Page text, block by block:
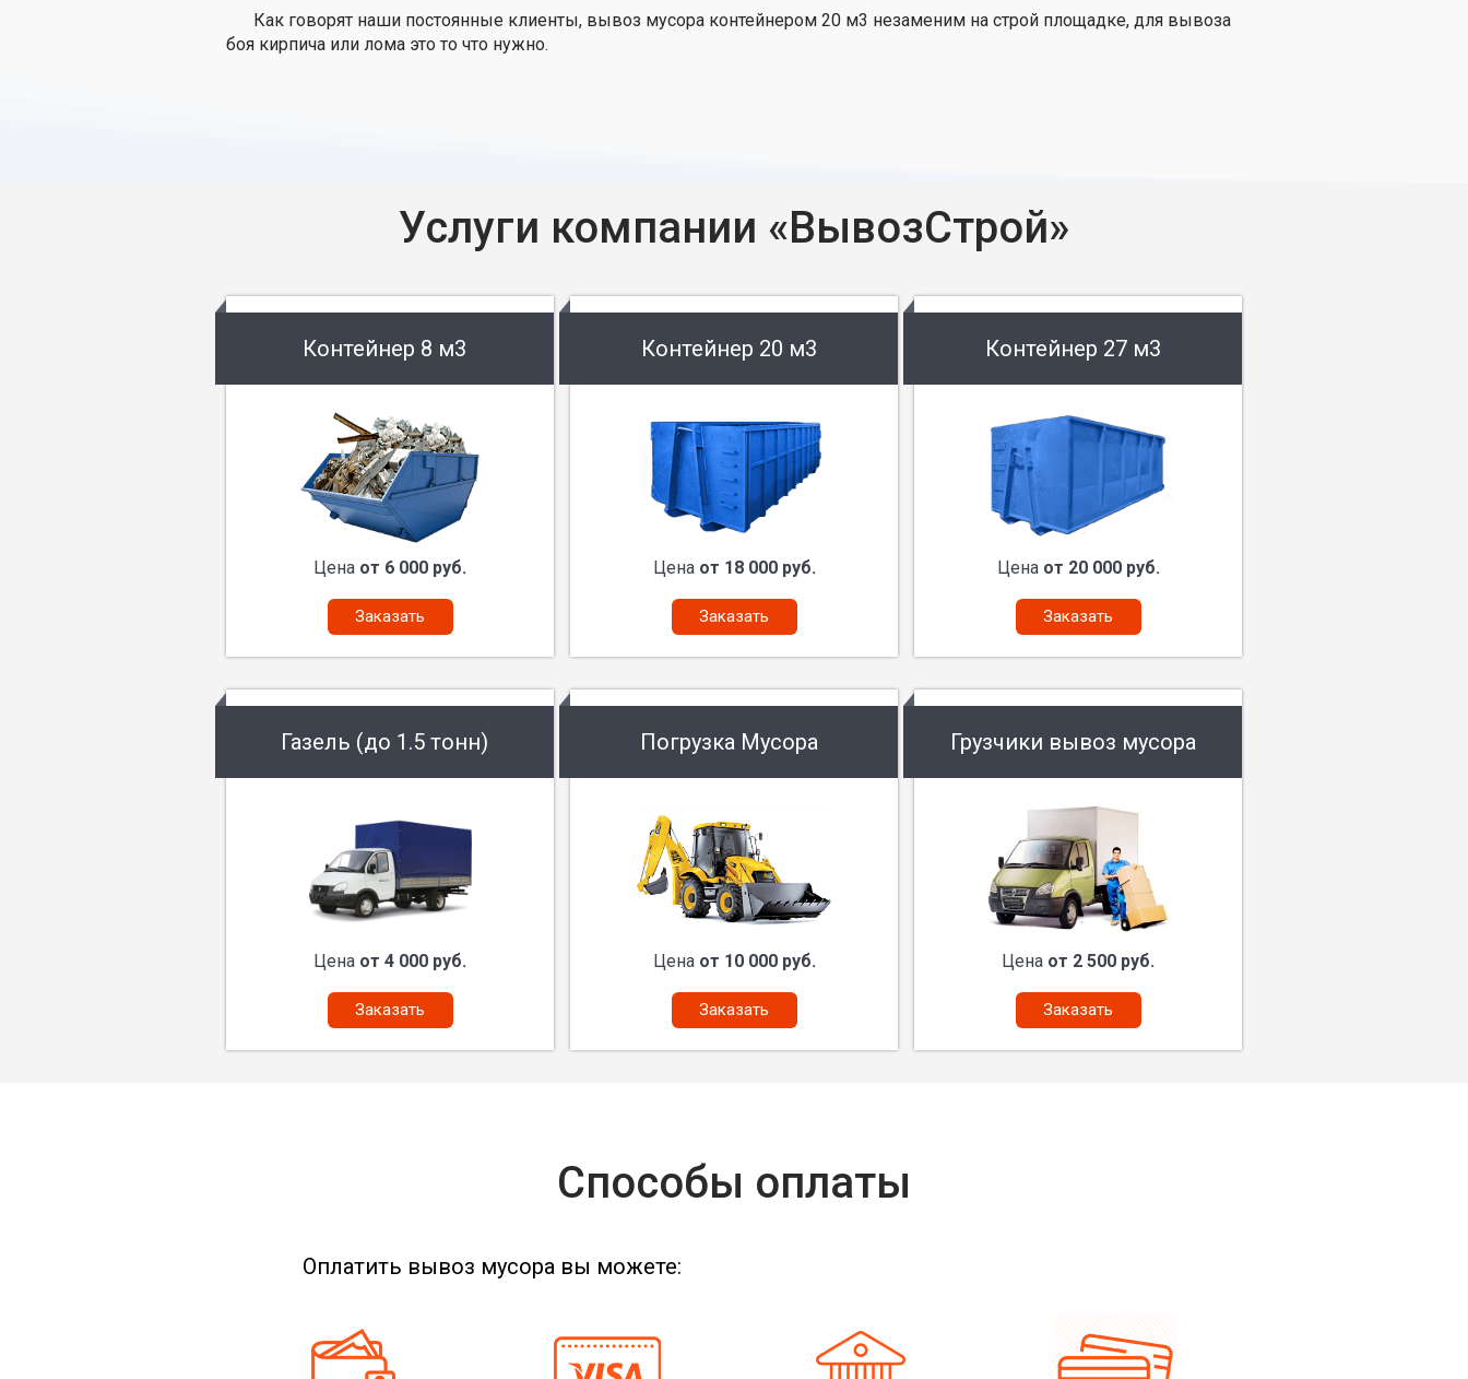
Как говорят наши постоянные клиенты, вывоз мусора контейнером 20 м3 незаменим на строй площадке, для вывоза
боя кирпича или лома это то что нужно.
Услуги компании «ВывозСтрой»
Контейнер 8 м3
Цена от 6 000 руб.
Заказать
Контейнер 20 м3
Цена от 18 000 руб.
Заказать
Контейнер 27 м3
Цена от 20 000 руб.
Заказать
Газель (до 1.5 тонн)
Цена от 4 000 руб.
Заказать
Погрузка Мусора
Цена от 10 000 руб.
Заказать
Грузчики вывоз мусора
Цена от 2 500 руб.
Заказать
Способы оплаты
Оплатить вывоз мусора вы можете: